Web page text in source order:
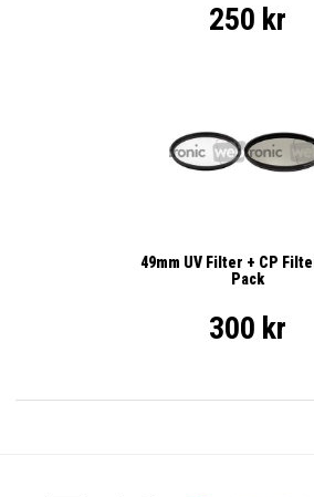
250 kr
49mm UV Filter + CP
Pack
300 kr